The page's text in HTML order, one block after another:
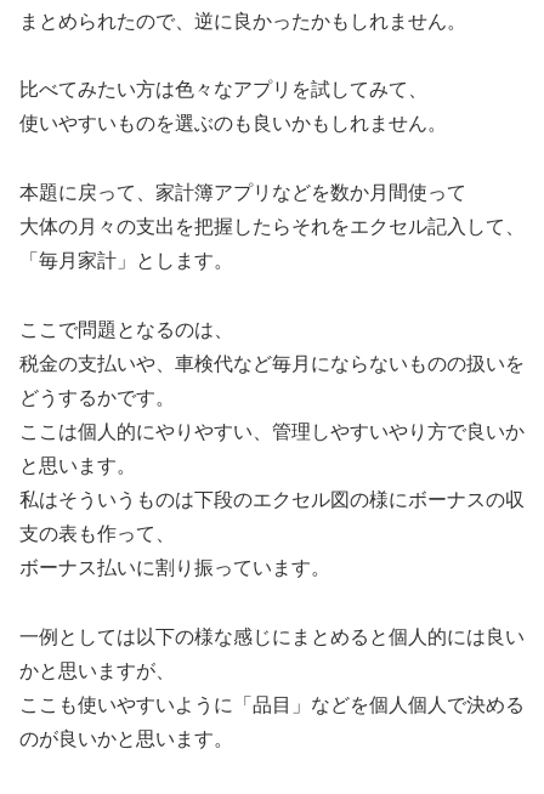
まとめられたので、逆に良かったかもしれません。
比べてみたい方は色々なアプリを試してみて、
使いやすいものを選ぶのも良いかもしれません。
本題に戻って、家計簿アプリなどを数か月間使って
大体の月々の支出を把握したらそれをエクセル記入して、
「毎月家計」とします。
ここで問題となるのは、
税金の支払いや、車検代など毎月にならないものの扱いを
どうするかです。
ここは個人的にやりやすい、管理しやすいやり方で良いか
と思います。
私はそういうものは下段のエクセル図の様にボーナスの収
支の表も作って、
ボーナス払いに割り振っています。
一例としては以下の様な感じにまとめると個人的には良い
かと思いますが、
ここも使いやすいように「品目」などを個人個人で決める
のが良いかと思います。